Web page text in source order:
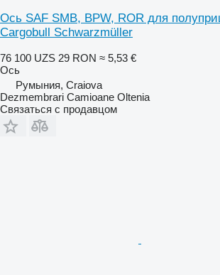
Ось SAF SMB, BPW, ROR для
Cargobull Schwarzmüller
76 100 UZS 29 RON ≈ 5,53 €
Ось
Румыния, Craiova
Dezmembrari Camioane Oltenia
Связаться с продавцом